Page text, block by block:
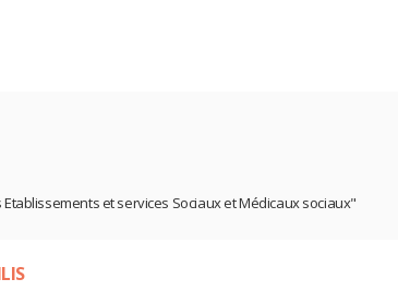
et services Sociaux et Médicaux sociaux"